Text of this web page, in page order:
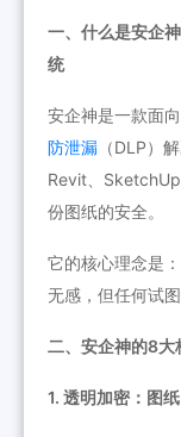
一、什么是安企
统
安企神是一款面
防泄漏 （DLP）
Revit、
份图纸的安全。
它的核心理念是
无感，但任何试
二、安企神的8大
1. 透明加密：图